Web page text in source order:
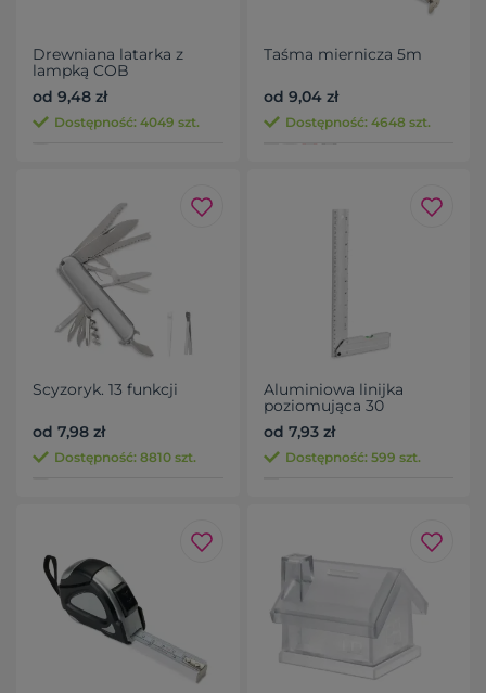
Drewniana latarka z
lampką COB
od 9,48 zł
Dostępność: 4049 szt.
Taśma miernicza 5m
od 9,04 zł
Dostępność: 4648 szt.
Scyzoryk. 13 funkcji
od 7,98 zł
Dostępność: 8810 szt.
Aluminiowa linijka
poziomująca 30
od 7,93 zł
Dostępność: 599 szt.